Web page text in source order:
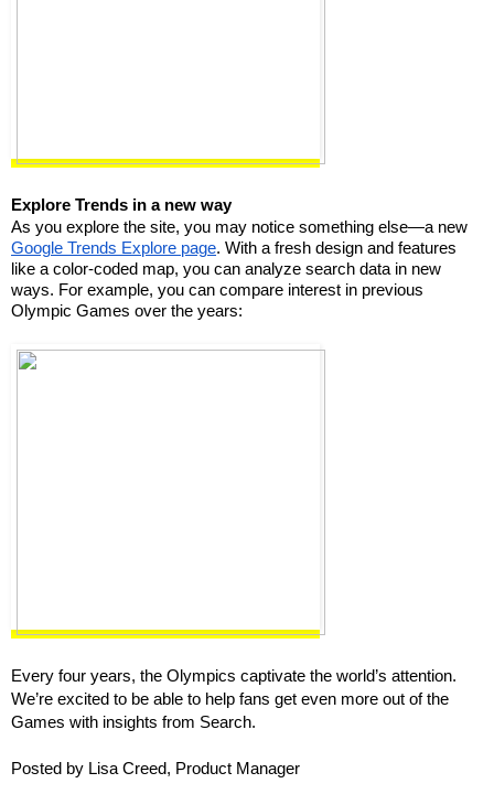
Explore Trends in a new way
Google Trends Explore page. With a fresh design and features
like a color-coded map, you can analyze search data in new
ways. For example, you can compare interest in previous
Olympic Games over the years:
Every four years, the Olympics captivate the world’s attention.
We’re excited to be able to help fans get even more out of the
Games with insights from Search.
Posted by Lisa Creed, Product Manager